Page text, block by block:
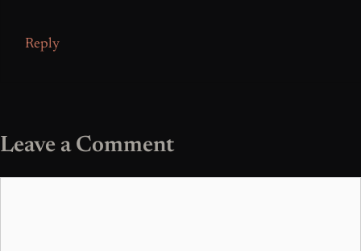
Reply
Leave a Comment